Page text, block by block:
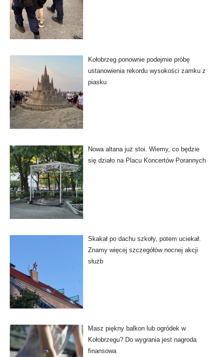
Kołobrzeg ponownie podejmie próbę
ustanowienia rekordu wysokości zamku z
piasku
Nowa altana już stoi. Wiemy, co będzie
się działo na Placu Koncertów Porannych
Skakał po dachu szkoły, potem uciekał.
Znamy więcej szczegółów nocnej akcji
służb
Masz piękny balkon lub ogródek w
Kołobrzegu? Do wygrania jest nagroda
finansowa